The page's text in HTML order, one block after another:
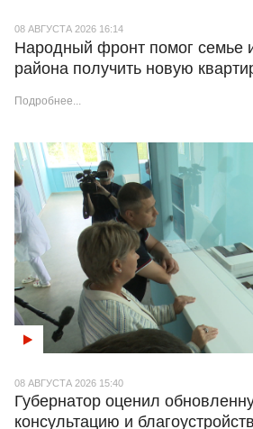
08 АВГУСТА 2026 16:14
Народный фронт помог семье
района получить новую
Подробнее...
08 АВГУСТА 2026 15:40
Губернатор оценил
консультацию и